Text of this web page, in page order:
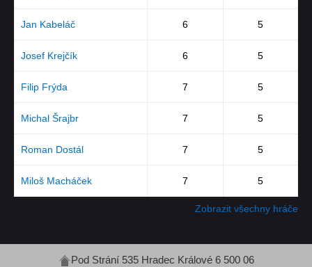
Jan Kabeláč 6 5
Josef Krejčík 6 5
Filip Frýda 7 5
Michal Šrajbr 7 5
Roman Dostál 7 5
Miloš Macháček 7 5
Zobrazit všechny hráče
Pod Strání 535 Hradec Králové 6 500 06